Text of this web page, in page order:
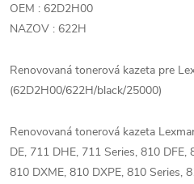
OEM : 62D2H00
NAZOV : 622H
Renovovaná tonerová kazeta pre
(62D2H00/622H/black/25000)
Renovovaná tonerová kazeta
DE, 711 DHE, 711 Series, 810 DFE,
810 DXME, 810 DXPE, 810 Series,